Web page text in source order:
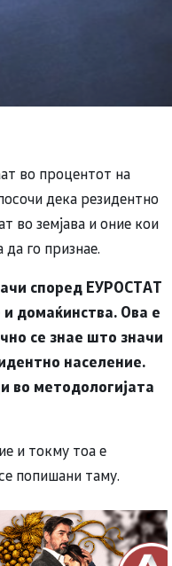
во процентот на
дека резидентно
во земјава и оние кои
да го признае.
според ЕУРОСТАТ
домаќинства. Ова е
се знае што значи
население.
во методологијата
и токму тоа е
попишани таму.